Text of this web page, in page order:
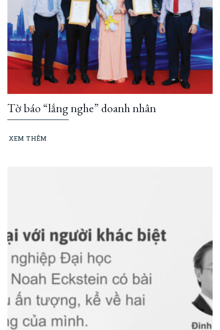
Tờ báo “lắng nghe” doanh nhân
XEM THÊM